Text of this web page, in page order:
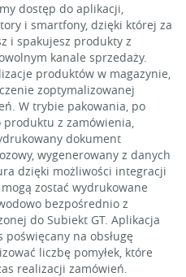
dostęp do aplikacji,
i smartfony, dzięki której za
i spakujesz produkty z
kanale sprzedaży.
produktów w magazynie,
zoptymalizowanej
W trybie pakowania, po
z zamówienia,
dokument
wygenerowany z danych
dzięki możliwości integracji
zostać wydrukowane
bezpośrednio z
do Subiekt GT. Aplikacja
na obsługę
liczbę pomyłek, które
realizacji zamówień.